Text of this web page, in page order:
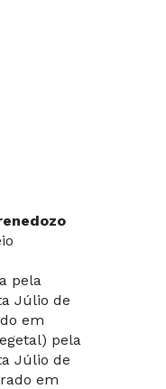
pela
Júlio de
em
pela
Júlio de
em